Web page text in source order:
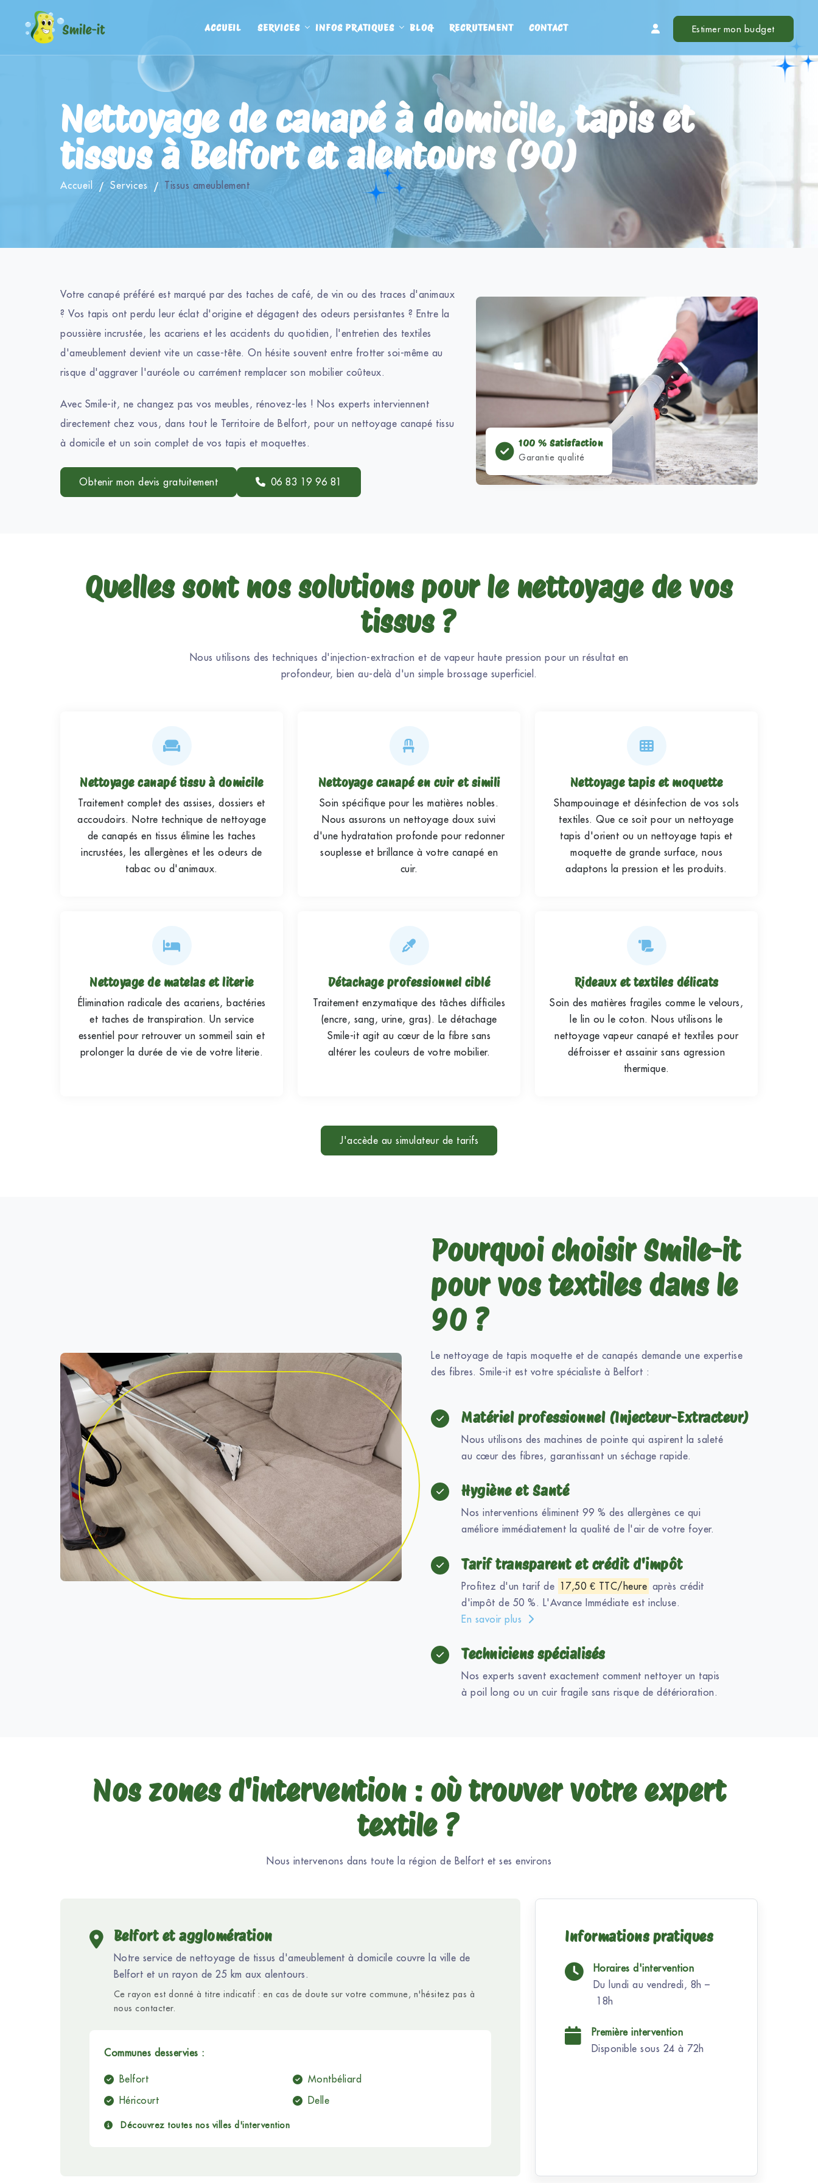
ACCUEIL SERVICES INFOS PRATIQUES BLOG RECRUTEMENT CONTACT Estimer mon budget
Nettoyage de canapé à domicile, tapis et
tissus à Belfort et alentours (90)
Accueil Services Tissus ameublement
Votre canapé préféré est marqué par des taches de café, de vin ou des traces d'animaux
? Vos tapis ont perdu leur éclat d'origine et dégagent des odeurs persistantes ? Entre la
poussière incrustée, les acariens et les accidents du quotidien, l'entretien des textiles
d'ameublement devient vite un casse-tête. On hésite souvent entre frotter soi-même au
risque d'aggraver l'auréole ou carrément remplacer son mobilier coûteux.
Avec Smile-it, ne changez pas vos meubles, rénovez-les ! Nos experts interviennent
directement chez vous, dans tout le Territoire de Belfort, pour un nettoyage canapé tissu
à domicile et un soin complet de vos tapis et moquettes.
Obtenir mon devis gratuitement 06 83 19 96 81
100 % Satisfaction
Garantie qualité
Quelles sont nos solutions pour le nettoyage de vos
tissus ?
Nous utilisons des techniques d'injection-extraction et de vapeur haute pression pour un résultat en
profondeur, bien au-delà d'un simple brossage superficiel.
Nettoyage canapé tissu à domicile
Traitement complet des assises, dossiers et
accoudoirs. Notre technique de nettoyage
de canapés en tissus élimine les taches
incrustées, les allergènes et les odeurs de
tabac ou d'animaux.
Nettoyage canapé en cuir et simili
Soin spécifique pour les matières nobles.
Nous assurons un nettoyage doux suivi
d'une hydratation profonde pour redonner
souplesse et brillance à votre canapé en
cuir.
Nettoyage tapis et moquette
Shampouinage et désinfection de vos sols
textiles. Que ce soit pour un nettoyage
tapis d'orient ou un nettoyage tapis et
moquette de grande surface, nous
adaptons la pression et les produits.
Nettoyage de matelas et literie
Élimination radicale des acariens, bactéries
et taches de transpiration. Un service
essentiel pour retrouver un sommeil sain et
prolonger la durée de vie de votre literie.
Détachage professionnel ciblé
Traitement enzymatique des tâches difficiles
(encre, sang, urine, gras). Le détachage
Smile-it agit au cœur de la fibre sans
altérer les couleurs de votre mobilier.
Rideaux et textiles délicats
Soin des matières fragiles comme le velours,
le lin ou le coton. Nous utilisons le
nettoyage vapeur canapé et textiles pour
défroisser et assainir sans agression
thermique.
J'accède au simulateur de tarifs
Pourquoi choisir Smile-it
pour vos textiles dans le
90 ?
Le nettoyage de tapis moquette et de canapés demande une expertise
des fibres. Smile-it est votre spécialiste à Belfort :
Matériel professionnel (Injecteur-Extracteur)
Nous utilisons des machines de pointe qui aspirent la saleté
au cœur des fibres, garantissant un séchage rapide.
Hygiène et Santé
Nos interventions éliminent 99 % des allergènes ce qui
améliore immédiatement la qualité de l'air de votre foyer.
Tarif transparent et crédit d'impôt
Profitez d'un tarif de 17,50 € TTC/heure après crédit
d'impôt de 50 %. L'Avance Immédiate est incluse.
En savoir plus
Techniciens spécialisés
Nos experts savent exactement comment nettoyer un tapis
à poil long ou un cuir fragile sans risque de détérioration.
Nos zones d'intervention : où trouver votre expert
textile ?
Nous intervenons dans toute la région de Belfort et ses environs
Belfort et agglomération
Notre service de nettoyage de tissus d'ameublement à domicile couvre la ville de
Belfort et un rayon de 25 km aux alentours.
Ce rayon est donné à titre indicatif : en cas de doute sur votre commune, n'hésitez pas à
nous contacter.
Communes desservies :
Belfort
Montbéliard
Héricourt
Delle
Découvrez toutes nos villes d'intervention
Informations pratiques
Horaires d'intervention
Du lundi au vendredi, 8h –
18h
Première intervention
Disponible sous 24 à 72h